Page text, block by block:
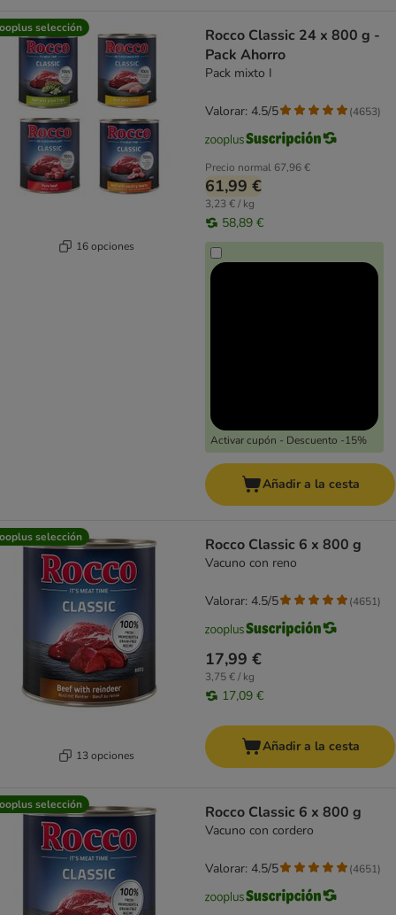
selección
16 opciones
Rocco Classic 24 x 800 g -
Pack Ahorro
Pack mixto I
Precio normal 67,96 €
61,99 €
3,23 € / kg
58,89 €
Activar cupón - Descuento -15%
Valorar: 4.5/5 (4653)
Añadir a la cesta
selección
13 opciones
Rocco Classic 6 x 800 g
Vacuno con reno
17,99 €
3,75 € / kg
17,09 €
Valorar: 4.5/5 (4651)
Añadir a la cesta
selección Rocco Classic 6 x 800 g
Vacuno con cordero
Valorar: 4.5/5 (4651)